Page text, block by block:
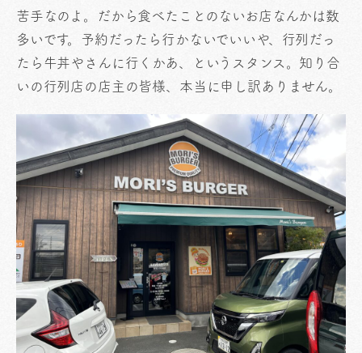
苦手なのよ。だから食べたことのないお店なんかは数
多いです。予約だったら行かないでいいや、行列だっ
たら牛丼やさんに行くかあ、というスタンス。知り合
いの行列店の店主の皆様、本当に申し訳ありません。